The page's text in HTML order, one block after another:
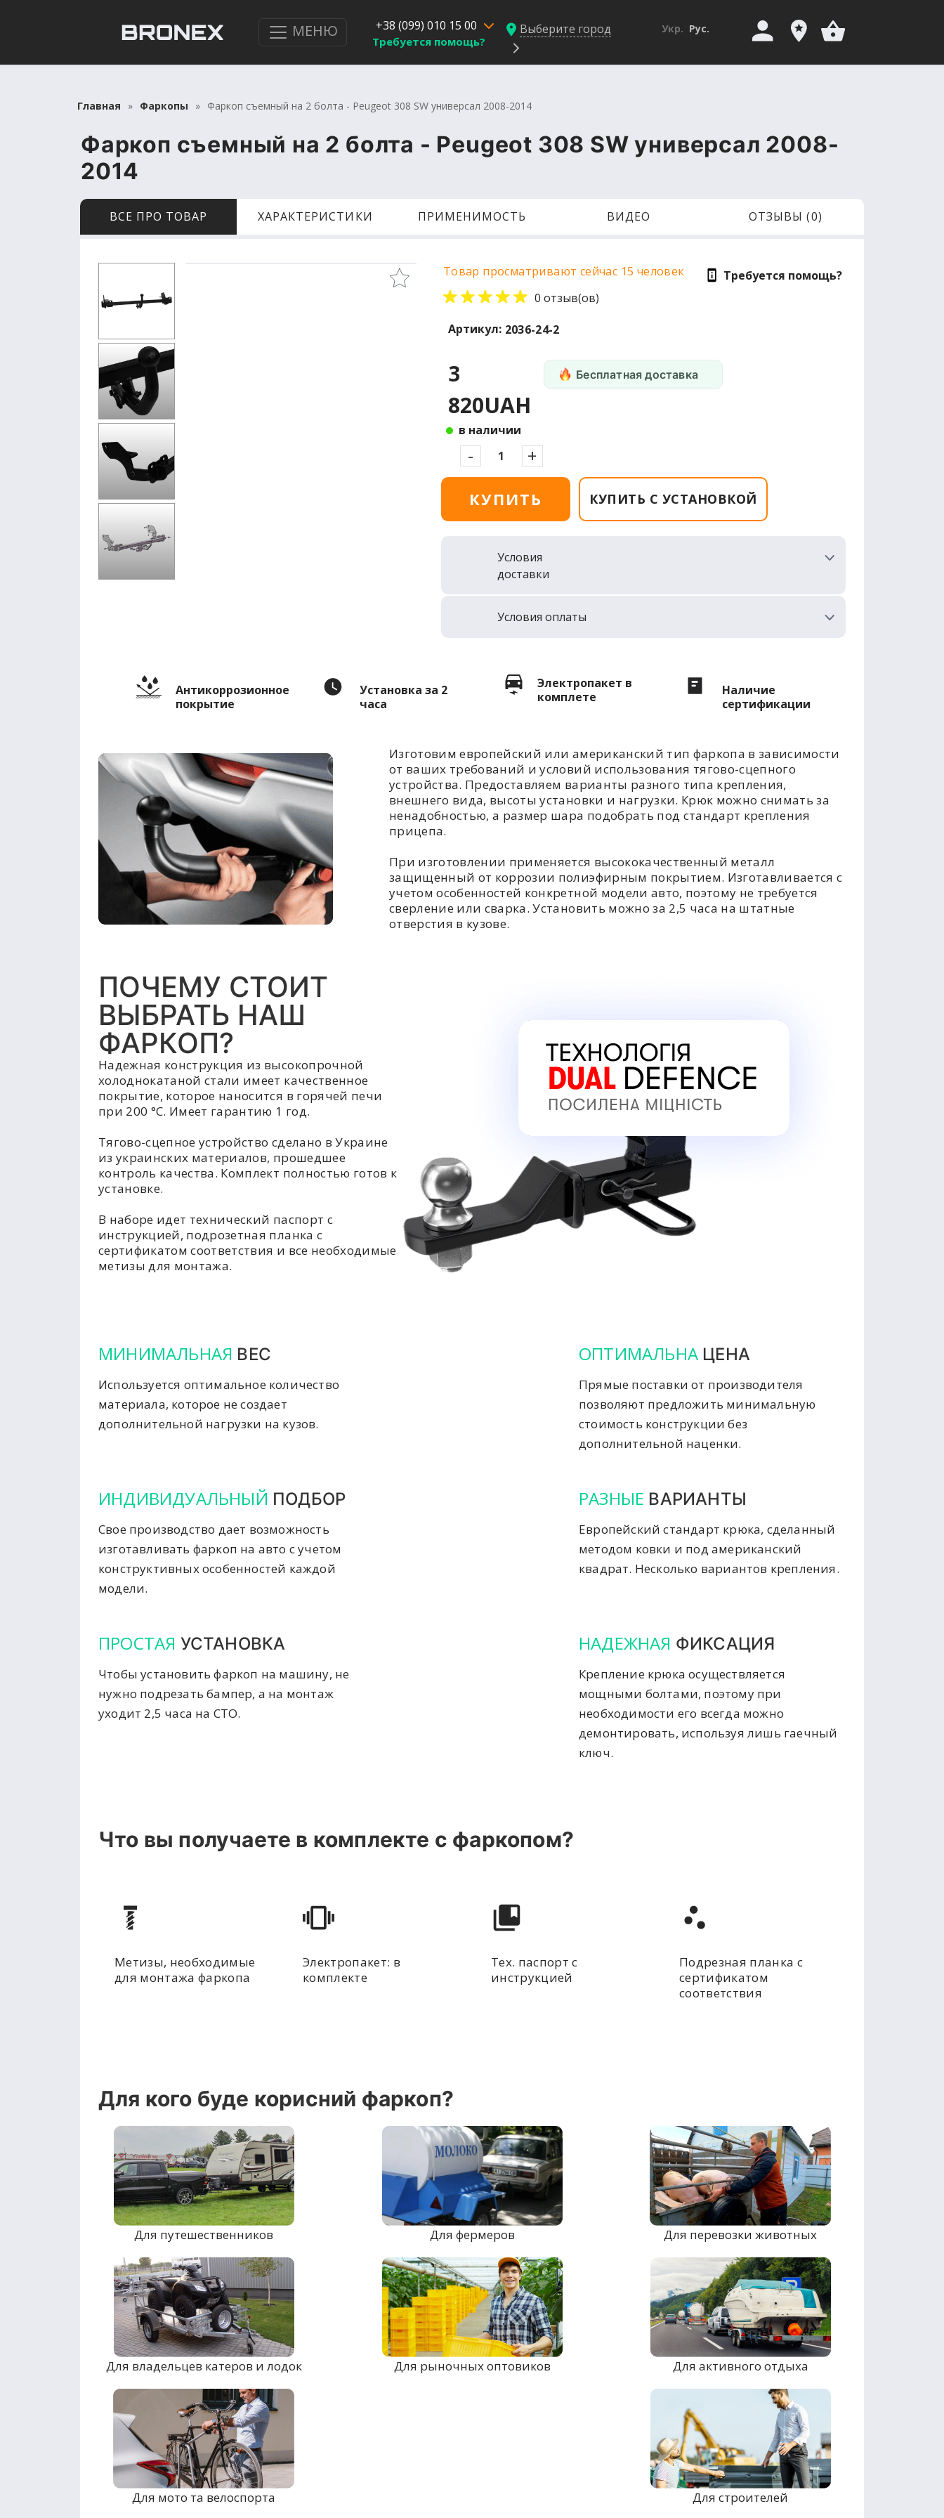
МЕНЮ +38 (099) 010 15 00
Требуется помощь?
Выберите город Укр. Рус.
Главная Фаркопы Фаркоп съемный на 2 болта - Peugeot 308 SW универсал 2008-2014
Фаркоп съемный на 2 болта - Peugeot 308 SW универсал 2008-
2014
ВСЕ ПРО ТОВАР ХАРАКТЕРИСТИКИ ПРИМЕНИМОСТЬ ВИДЕО ОТЗЫВЫ (0)
Товар просматривают сейчас 15 человек
0 отзыв(ов)
Требуется помощь?
Артикул: 2036-24-2
3
820UAH
в наличии
Бесплатная доставка
- +
КУПИТЬ КУПИТЬ С УСТАНОВКОЙ
Условия
доставки
Условия оплаты
Антикоррозионное
покрытие
Установка за 2
часа
Электропакет в
комплете
Наличие
сертификации
Изготовим европейский или американский тип фаркопа в зависимости
от ваших требований и условий использования тягово-сцепного
устройства. Предоставляем варианты разного типа крепления,
внешнего вида, высоты установки и нагрузки. Крюк можно снимать за
ненадобностью, а размер шара подобрать под стандарт крепления
прицепа.
При изготовлении применяется высококачественный металл
защищенный от коррозии полиэфирным покрытием. Изготавливается с
учетом особенностей конкретной модели авто, поэтому не требуется
сверление или сварка. Установить можно за 2,5 часа на штатные
отверстия в кузове.
ПОЧЕМУ СТОИТ
ВЫБРАТЬ НАШ
ФАРКОП?
Надежная конструкция из высокопрочной
холоднокатаной стали имеет качественное
покрытие, которое наносится в горячей печи
при 200 °C. Имеет гарантию 1 год.
Тягово-сцепное устройство сделано в Украине
из украинских материалов, прошедшее
контроль качества. Комплект полностью готов к
установке.
В наборе идет технический паспорт с
инструкцией, подрозетная планка с
сертификатом соответствия и все необходимые
метизы для монтажа.
МИНИМАЛЬНАЯ ВЕС
Используется оптимальное количество
материала, которое не создает
дополнительной нагрузки на кузов.
ОПТИМАЛЬНА ЦЕНА
Прямые поставки от производителя
позволяют предложить минимальную
стоимость конструкции без
дополнительной наценки.
ИНДИВИДУАЛЬНЫЙ ПОДБОР
Свое производство дает возможность
изготавливать фаркоп на авто с учетом
конструктивных особенностей каждой
модели.
РАЗНЫЕ ВАРИАНТЫ
Европейский стандарт крюка, сделанный
методом ковки и под американский
квадрат. Несколько вариантов крепления.
ПРОСТАЯ УСТАНОВКА
Чтобы установить фаркоп на машину, не
нужно подрезать бампер, а на монтаж
уходит 2,5 часа на СТО.
НАДЕЖНАЯ ФИКСАЦИЯ
Крепление крюка осуществляется
мощными болтами, поэтому при
необходимости его всегда можно
демонтировать, используя лишь гаечный
ключ.
Что вы получаете в комплекте с фаркопом?
Метизы, необходимые
для монтажа фаркопа
Электропакет: в
комплекте
Тех. паспорт с
инструкцией
Подрезная планка с
сертификатом
соответствия
Для кого буде корисний фаркоп?
Для путешественников Для фермеров Для перевозки животных
Для владельцев катеров и лодок Для рыночных оптовиков Для активного отдыха
Для мото та велоспорта Для строителей